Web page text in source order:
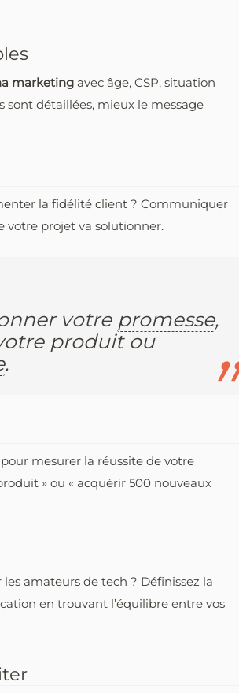
marketing avec âge, CSP, situation
sont détaillées, mieux le message
la fidélité client ? Communiquer
votre projet va solutionner.
votre promesse,
produit ou
.
mesurer la réussite de votre
» ou « acquérir 500 nouveaux
amateurs de tech ? Définissez la
en trouvant l’équilibre entre vos